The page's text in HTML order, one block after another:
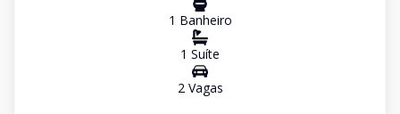
1 Banheiro
1 Suíte
2Vagas